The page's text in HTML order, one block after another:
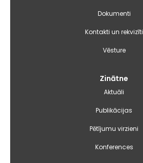
Dokumenti
Kontakti un rekvizīti
Vēsture
Zinātne
Aktuāli
Publikācijas
Pētījumu virzieni
Konferences